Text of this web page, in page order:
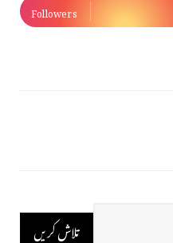
Followers